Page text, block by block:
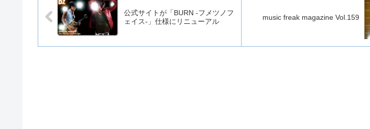
公式サイトが「BURN -フメツノフ
ェイス-」仕様にリニューアル
music freak magazine Vol.159